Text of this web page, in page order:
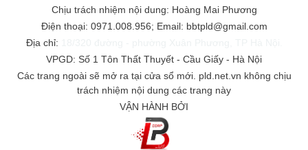
Chịu trách nhiệm nội dung: Hoàng Mai Phương
Điện thoại: 0971.008.956; Email: bbtpld@gmail.com
Địa chỉ:
VPGD: Số 1 Tôn Thất Thuyết - Cầu Giấy - Hà Nội
Các trang ngoài sẽ mở ra tại cửa sổ mới. pld.net.vn không chịu
trách nhiệm nội dung các trang này
VẬN HÀNH BỞI